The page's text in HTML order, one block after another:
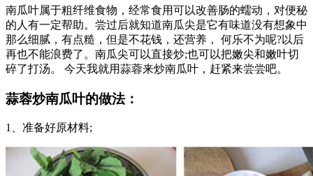
南瓜叶属于粗纤维食物，经常食用可以改善肠的蠕动，对便秘
的人有一定帮助。尝过后就知道南瓜尖是它有味道没有想象中
那么细腻，有点糙，但是不花钱，还营养， 何乐不为呢?以后
再也不能浪费了。南瓜尖可以直接炒;也可以把嫩尖和嫩叶切
碎了打汤。 今天我就用蒜蓉来炒南瓜叶，赶紧来尝尝吧。
蒜蓉炒南瓜叶的做法：
1、准备好原材料;